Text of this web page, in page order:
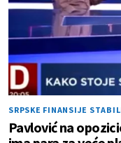
SRPSKE FINANSIJE
Pavlović na